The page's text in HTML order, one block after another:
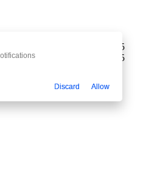
Discard Allow